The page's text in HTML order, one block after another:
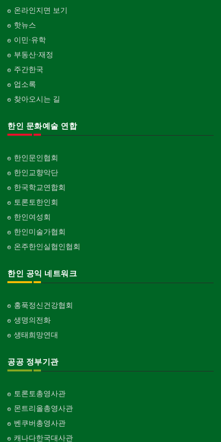
온라인지면 보기
핫뉴스
이민·유학
부동산·재정
주간한국
업소록
찾아오시는 길
한인 문화예술 연합
한인문인협회
한인교향악단
한국학교연합회
토론토한인회
한인여성회
한인미술가협회
온주한인실협인협회
한인 공익 네트워크
홍푹정신건강협회
생명의전화
생태희망연대
공공 정부기관
토론토총영사관
몬트리올총영사관
벤쿠버총영사관
캐나다한국대사관